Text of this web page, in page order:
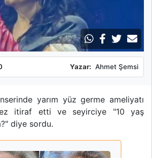
Yazar: Ahmet Şemsi
yarım yüz germe ameliyatı
itiraf etti ve seyirciye "10 yaş
diye sordu.